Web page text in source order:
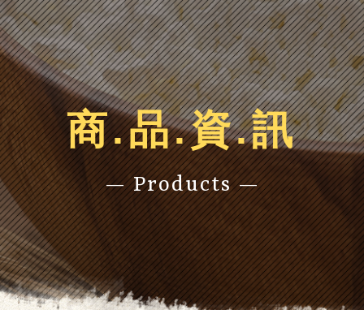
商.品.資.訊
— Products —